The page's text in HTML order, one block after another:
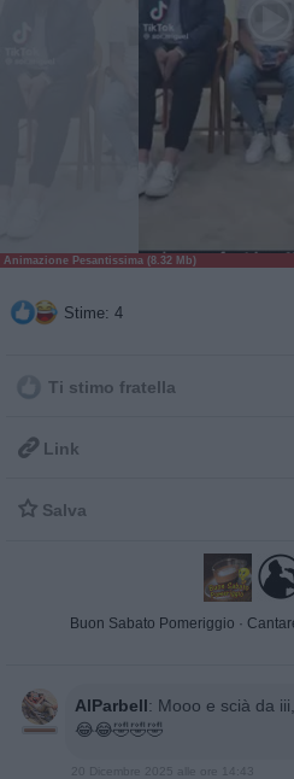
Animazione Pesantissima (8.32 Mb)
Stime: 4
Ti stimo fratella
 Link
 Salva
Buon Sabato Pomeriggio ·
AlParbell: Mooo e scià da
😂😂🤣🤣🤣
20 Dicembre 2025 alle ore 14:43